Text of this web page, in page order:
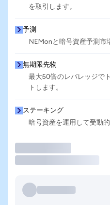
を取引します。
予測
NEMonと暗号資産予測市
無期限先物
最大50倍のレバレッジで
トします。
ステーキング
暗号資産を運用して受動